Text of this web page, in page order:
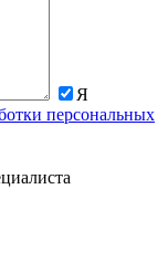
Я
персональных